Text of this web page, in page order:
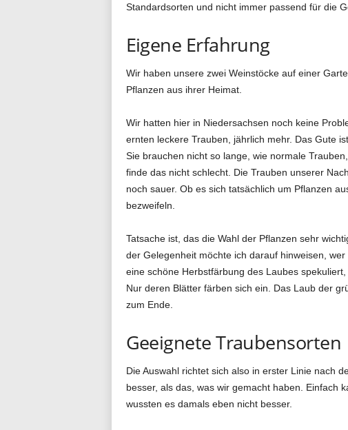
Standardsorten und nicht immer passend für die
Eigene Erfahrung
Wir haben unsere zwei Weinstöcke auf einer
Pflanzen aus ihrer Heimat.
Wir hatten hier in Niedersachsen noch keine
ernten leckere Trauben, jährlich mehr. Das Gute
Sie brauchen nicht so lange, wie normale
finde das nicht schlecht. Die Trauben unserer
noch sauer. Ob es sich tatsächlich um Pflanzen
bezweifeln.
Tatsache ist, das die Wahl der Pflanzen sehr
der Gelegenheit möchte ich darauf hinweisen,
eine schöne Herbstfärbung des Laubes
Nur deren Blätter färben sich ein. Das Laub der
zum Ende.
Geeignete Traubensorten
Die Auswahl richtet sich also in erster Linie nach
besser, als das, was wir gemacht haben. Einfach
wussten es damals eben nicht besser.